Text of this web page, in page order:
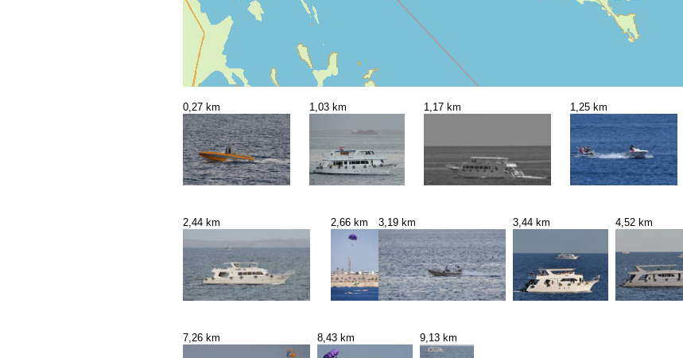
0,27 km 1,03 km 1,17 km 1,25 km
2,44 km 2,66 km 3,19 km 3,44 km 4,52 km
7,26 km 8,43 km 9,13 km